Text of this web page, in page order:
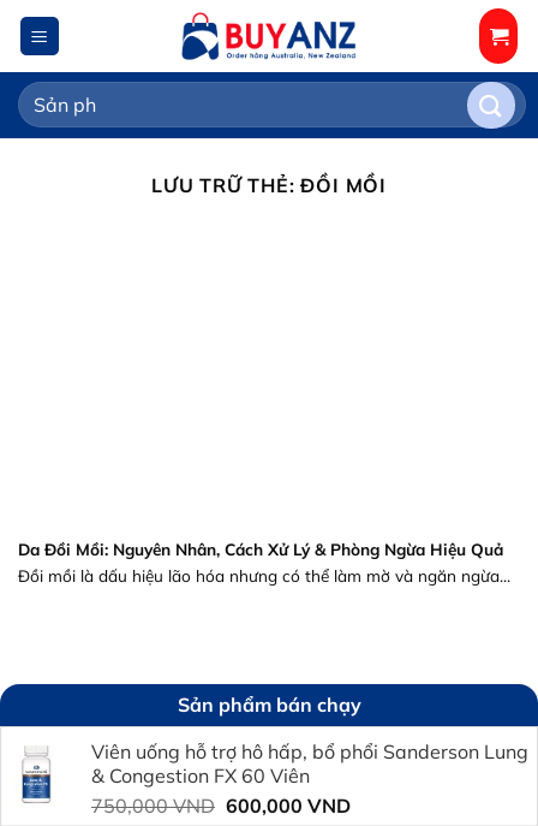
Chuyển
đến
nội
dung
Tìm
kiếm:
LƯU TRỮ THẺ:ĐỒI MỒI
Da Đồi Mồi: Nguyên Nhân, Cách Xử Lý & Phòng Ngừa Hiệu Quả
Đồi mồi là dấu hiệu lão hóa nhưng có thể làm mờ và ngăn ngừa...
Sản phẩm bán chạy
Viên uống hỗ trợ hô hấp, bổ phổi Sanderson Lung
& Congestion FX 60 Viên
750,000VND Giá
600,000 VNDGiá